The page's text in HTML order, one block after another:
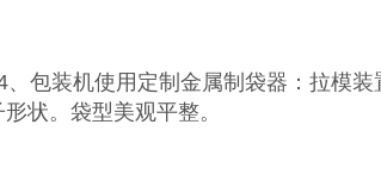
、包装机使用定制金属制袋器：拉模
状。袋型美观平整。